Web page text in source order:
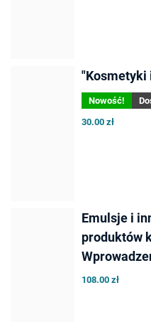
"Kosmetyki
Nowość!
30.00 zł
Emulsje i
produktów
108.00 zł